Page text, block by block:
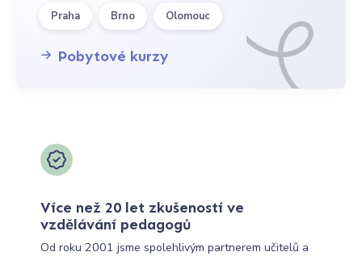
Praha Brno Olomouc
Pobytové kurzy
Více než 20 let zkušeností ve
vzdělávání pedagogů
Od roku 2001 jsme spolehlivým partnerem učitelů a